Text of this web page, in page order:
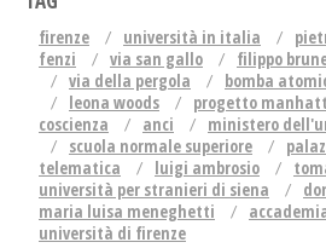
firenze università in italia
fenzi
via san gallo filippo
via della pergola
bomba
leona woods
progetto
coscienza
anci
ministero
scuola normale superiore
telematica
luigi ambrosio
università per stranieri di siena
maria luisa meneghetti
università di firenze